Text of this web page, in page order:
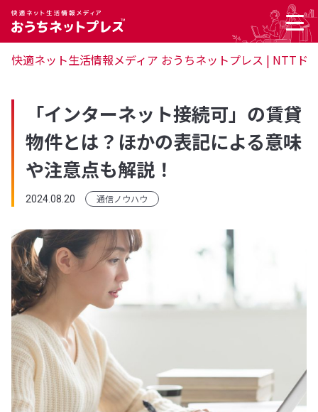
快適ネット生活情報メディア おうちネットプレス | NTTド
「インターネット接続可」の賃貸
物件とは？ほかの表記による意味
や注意点も解説！
2024.08.20 通信ノウハウ